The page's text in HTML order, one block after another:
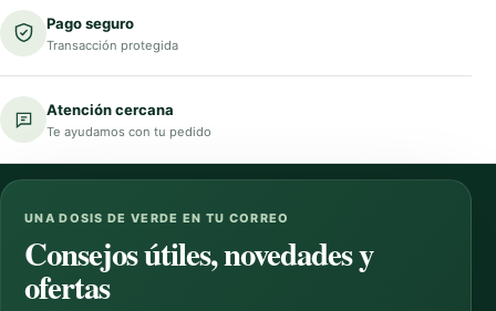
Pago seguro
Transacción protegida
Atención cercana
Te ayudamos con tu pedido
UNA DOSIS DE VERDE EN TU CORREO
Consejos útiles, novedades y
ofertas